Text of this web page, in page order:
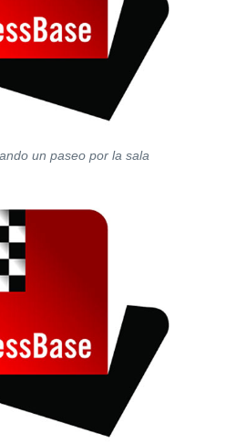
un paseo por la sala